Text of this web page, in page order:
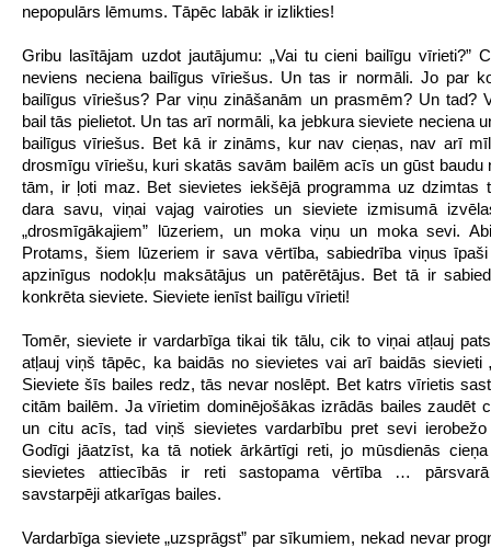
nepopulārs lēmums. Tāpēc labāk ir izlikties!
Gribu lasītājam uzdot jautājumu: „Vai tu cieni bailīgu vīrieti?”
neviens neciena bailīgus vīriešus. Un tas ir normāli. Jo par
bailīgus vīriešus? Par viņu zināšanām un prasmēm? Un tad?
bail tās pielietot. Un tas arī normāli, ka jebkura sieviete neciena
bailīgus vīriešus. Bet kā ir zināms, kur nav cieņas, nav arī
drosmīgu vīriešu, kuri skatās savām bailēm acīs un gūst baudu
tām, ir ļoti maz. Bet sievietes iekšējā programma uz dzimtas
dara savu, viņai vajag vairoties un sieviete izmisumā
„drosmīgākajiem” lūzeriem, un moka viņu un moka sevi.
Protams, šiem lūzeriem ir sava vērtība, sabiedrība viņus īpaši
apzinīgus nodokļu maksātājus un patērētājus. Bet tā ir
konkrēta sieviete. Sieviete ienīst bailīgu vīrieti!
Tomēr, sieviete ir vardarbīga tikai tik tālu, cik to viņai atļauj
atļauj viņš tāpēc, ka baidās no sievietes vai arī baidās sievieti
Sieviete šīs bailes redz, tās nevar noslēpt. Bet katrs vīrietis
citām bailēm. Ja vīrietim dominējošākas izrādās bailes zaudēt
un citu acīs, tad viņš sievietes vardarbību pret sevi
Godīgi jāatzīst, ka tā notiek ārkārtīgi reti, jo mūsdienās
sievietes attiecībās ir reti sastopama vērtība …
savstarpēji atkarīgas bailes.
Vardarbīga sieviete „uzsprāgst” par sīkumiem, nekad nevar